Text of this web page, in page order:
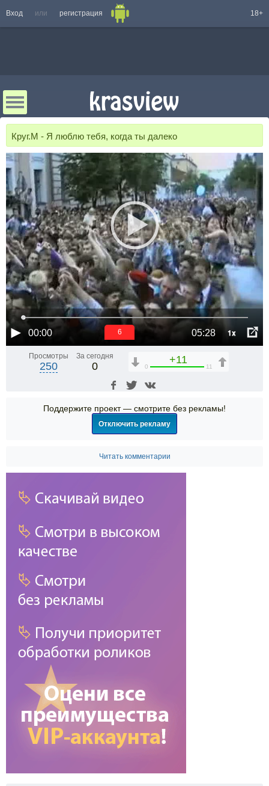
Вход или регистрация 18+
Круг.М - Я люблю тебя, когда ты далеко
00:00 05:28 1x
6
Просмотры
250
За сегодня
0
+11
0 11
Поддержите проект — смотрите без рекламы!
Отключить рекламу
Читать комментарии